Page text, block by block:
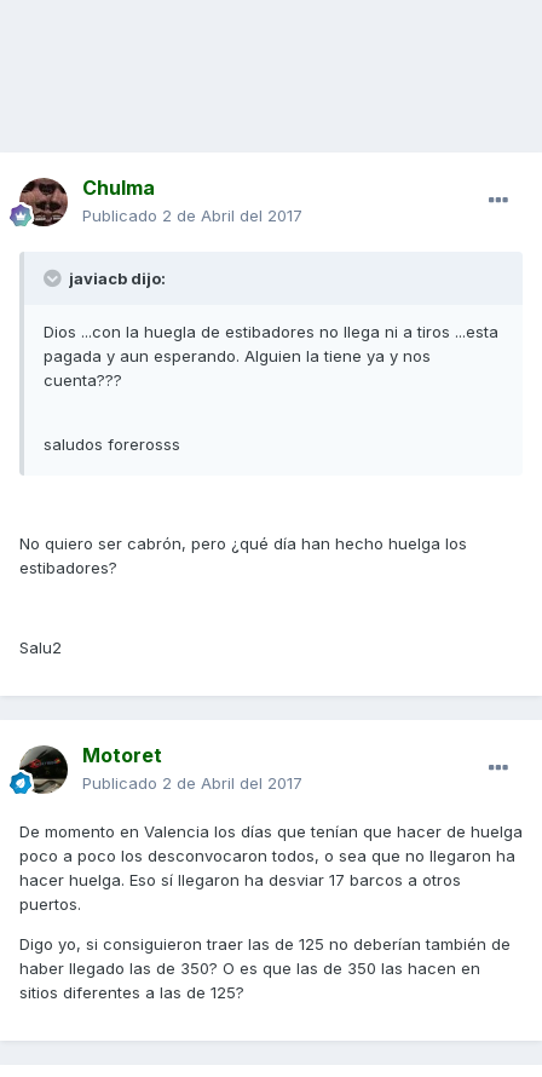
Chulma
Publicado 2 de Abril del 2017
javiacb dijo:
Dios ...con la huegla de estibadores no llega ni a tiros ...esta
pagada y aun esperando. Alguien la tiene ya y nos
cuenta???
saludos forerosss
No quiero ser cabrón, pero ¿qué día han hecho huelga los
estibadores?
Salu2
Motoret
Publicado 2 de Abril del 2017
De momento en Valencia los días que tenían que hacer de huelga
poco a poco los desconvocaron todos, o sea que no llegaron ha
hacer huelga. Eso sí llegaron ha desviar 17 barcos a otros
puertos.
Digo yo, si consiguieron traer las de 125 no deberían también de
haber llegado las de 350? O es que las de 350 las hacen en
sitios diferentes a las de 125?